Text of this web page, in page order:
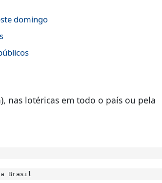
domingo
nas lotéricas em todo o país ou pela
Brasil